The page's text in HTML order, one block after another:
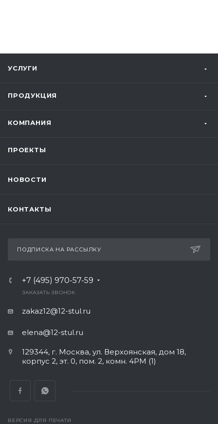
УСЛУГИ
ПРОДУКЦИЯ
КОМПАНИЯ
ПРОЕКТЫ
НОВОСТИ
КОНТАКТЫ
ПОДПИСКА НА РАССЫЛКУ
+7 (495) 970-57-59
ЗАКАЗАТЬ ЗВОНОК
zakaz12@12-stul.ru
elena@12-stul.ru
129344, г. Москва, ул. Верхоянская, дом 18,
корпус 2, эт. 0, пом. 2, комн. 4РМ (1)
ВЕРСИЯ ДЛЯ ПЕЧАТИ